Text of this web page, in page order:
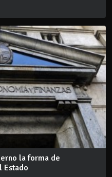
la forma de
Estado